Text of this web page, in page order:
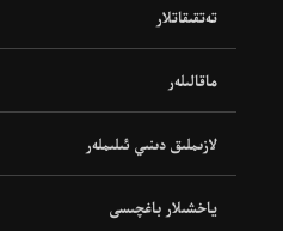
تەتقىقاتلار
ماقالىلەر
لازىملىق دىنىي ئىلىملەر
ياخشىلار باغچىسى